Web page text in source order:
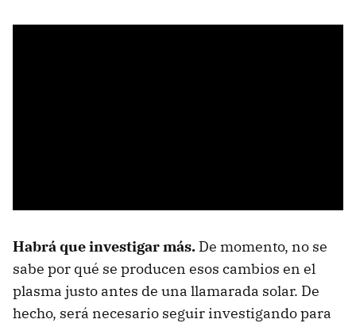
Habrá que investigar más. De momento, no se
sabe por qué se producen esos cambios en el
plasma justo antes de una llamarada solar. De
hecho, será necesario seguir investigando para